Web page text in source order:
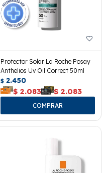
Protector Solar La Roche Posay
Anthelios Uv Oil Correct 50ml
$ 2.450
$ 2.083 $ 2.083